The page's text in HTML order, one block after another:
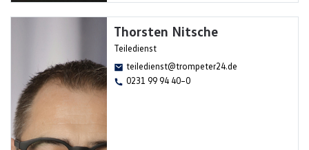
Thorsten Nitsche
Teiledienst
teiledienst@trompeter24.de
0231 99 94 40–0